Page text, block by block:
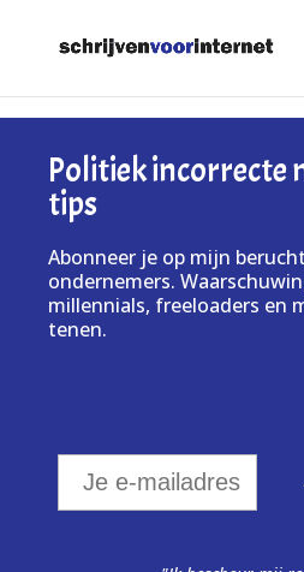
Politiek incorrecte
tips
Abonneer je op mijn
ondernemers.
millennials, freeloaders en
tenen.